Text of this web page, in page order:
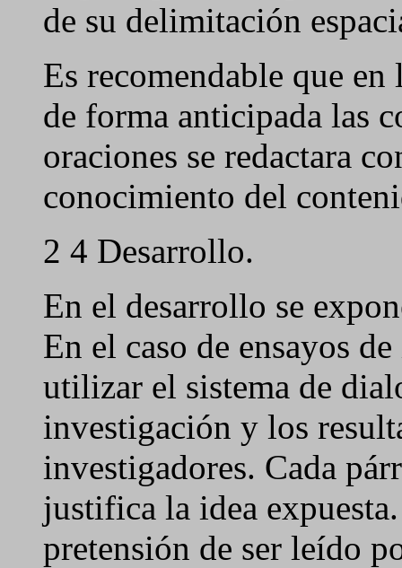
de su delimitación
Es recomendable que
de forma anticipada las
oraciones se redactara
conocimiento del
2 4 Desarrollo.
En el desarrollo se
En el caso de ensayos
utilizar el sistema de
investigación y los
investigadores. Cada
justifica la idea
pretensión de ser leído